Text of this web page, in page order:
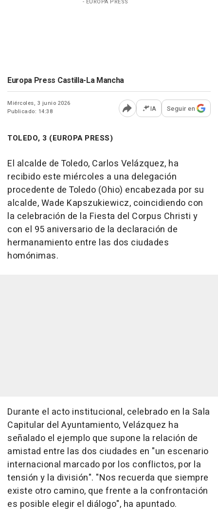
- EUROPA PRESS
Europa Press Castilla-La Mancha
Miércoles, 3 junio 2026
Publicado: 14:38
Abrir opciones para
IA Seguir en
TOLEDO, 3 (EUROPA PRESS)
El alcalde de Toledo, Carlos Velázquez, ha
recibido este miércoles a una delegación
procedente de Toledo (Ohio) encabezada por su
alcalde, Wade Kapszukiewicz, coincidiendo con
la celebración de la Fiesta del Corpus Christi y
con el 95 aniversario de la declaración de
hermanamiento entre las dos ciudades
homónimas.
Durante el acto institucional, celebrado en la Sala
Capitular del Ayuntamiento, Velázquez ha
señalado el ejemplo que supone la relación de
amistad entre las dos ciudades en "un escenario
internacional marcado por los conflictos, por la
tensión y la división". "Nos recuerda que siempre
existe otro camino, que frente a la confrontación
es posible elegir el diálogo", ha apuntado.